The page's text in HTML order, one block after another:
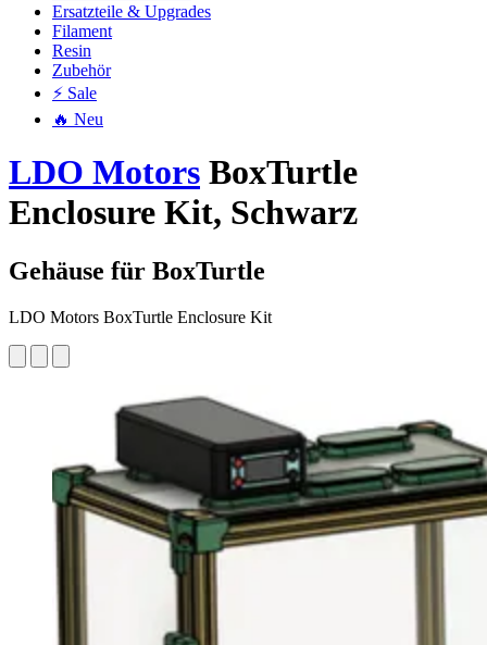
Ersatzteile & Upgrades
Filament
Resin
Zubehör
⚡ Sale
🔥 Neu
LDO Motors BoxTurtle
Enclosure Kit, Schwarz
Gehäuse für BoxTurtle
LDO Motors BoxTurtle Enclosure Kit